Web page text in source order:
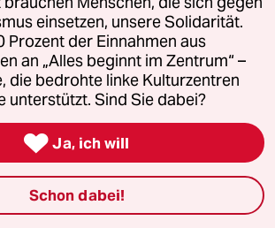
,14:20 Uhr
nicht hat schon in der DDR probiert,
durch zentrale Komitees zu
Ist (nicht nur) der Bausubstanz
bekommen.
einsetzen, unsere Solidarität.
Prozent der Einnahmen aus
an „Alles beginnt im Zentrum“ –
die bedrohte linke Kulturzentren
unterstützt. Sind Sie dabei?
 Ja, ich will
Schon dabei!